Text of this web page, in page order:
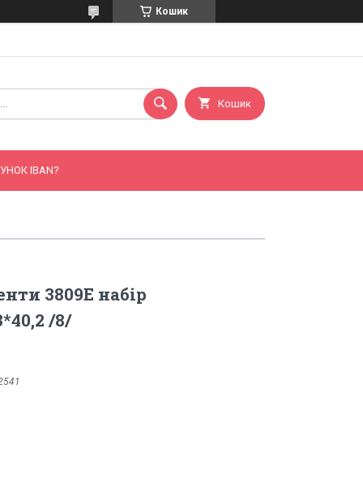
Кошик
Кошик
IBAN?
3809E набір
/8/